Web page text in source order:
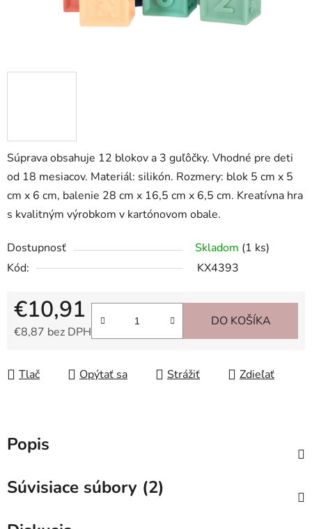
Súprava obsahuje 12 blokov a 3 guľôčky. Vhodné pre deti
od 18 mesiacov. Materiál: silikón. Rozmery: blok 5 cm x 5
cm x 6 cm, balenie 28 cm x 16,5 cm x 6,5 cm. Kreatívna hra
s kvalitným výrobkom v kartónovom obale.
Dostupnosť Skladom (1 ks)
Kód:
KX4393
€10,91
€8,87 bez DPH
DO KOŠÍKA
Tlač Opýtať sa Strážiť Zdieľať
Popis
Súvisiace súbory (2)